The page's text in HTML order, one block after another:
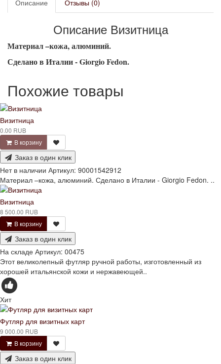
Описание
Отзывы (0)
Описание Визитница
Материал –кожа, алюминий.
Сделано в Италии - Giorgio Fedon.
Похожие товары
Визитница
0.00 RUB
В корзину
Заказ в один клик
Нет в наличии Артикул: 90001542912
Материал –кожа, алюминий. Сделано в Италии - Giorgio Fedon. ..
Визитница
8 500.00 RUB
В корзину
Заказ в один клик
На складе Артикул: 00475
Этот великолепный футляр ручной работы, изготовленный из
хорошей итальянской кожи и нержавеющей..
Хит
Футляр для визитных карт
9 000.00 RUB
В корзину
Заказ в один клик